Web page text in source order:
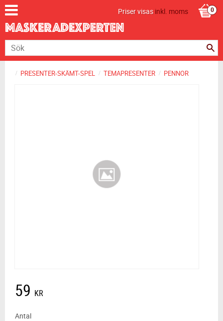
Priser visasinkl. moms
PRESENTER-SKÄMT-SPEL TEMAPRESENTER PENNOR
59 KR
Antal